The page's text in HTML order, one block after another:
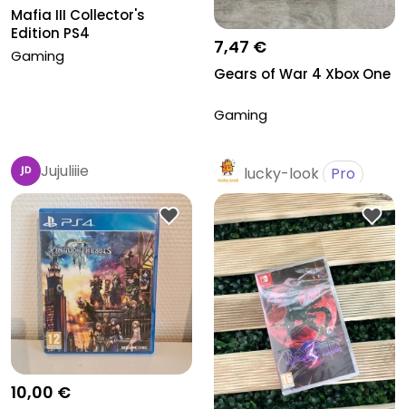
Mafia III Collector's
Edition PS4
Gaming
7,47 €
Gears of War 4 Xbox One
Gaming
Jujuliiie
10,00 €
lucky-look Pro